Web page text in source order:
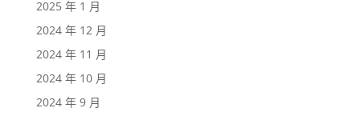
2025 年 1 月
2024 年 12 月
2024 年 11 月
2024 年 10 月
2024 年 9 月